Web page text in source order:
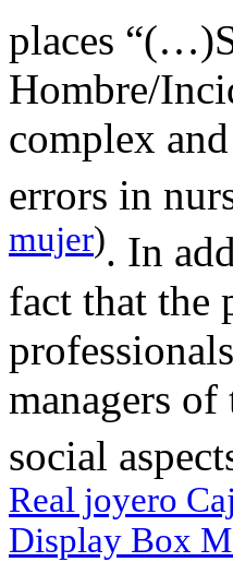
places
Hombre/
complex
errors in
mujer). In
fact that the
managers
social
Real joyero
Display Box